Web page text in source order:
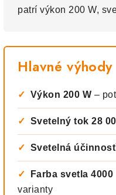
patrí výkon 200 W,
Hlavné výhody
✓ Výkon 200 W –
✓ Svetelný tok 28
✓ Svetelná
✓ Farba svetla 4000
varianty